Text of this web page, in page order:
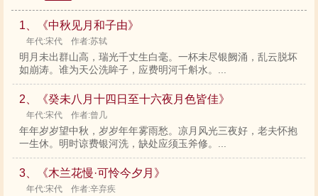
1、《中秋见月和子由》
年代:宋代 作者:苏轼
明月未出群山高，瑞光千丈生白毫。一杯未尽银阙涌，乱云脱坏
如崩涛。谁为天公洗眸子，应费明河千斛水。...
2、《癸未八月十四日至十六夜月色皆佳》
年代:宋代 作者:曾几
年年岁岁望中秋，岁岁年年雾雨愁。凉月风光三夜好，老夫怀抱
一生休。明时谅费银河洗，缺处应须玉斧修。...
3、《木兰花慢·可怜今夕月》
年代:宋代 作者:辛弃疾